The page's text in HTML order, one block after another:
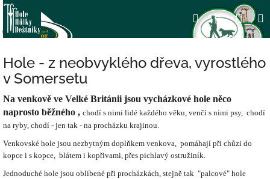
Přejít
na
obsah
HledatPřihlášení
Hole - z neobvyklého dřeva, vyrostlého
v Somersetu
Na venkově ve Velké Británii jsou vycházkové hole něco
naprosto běžného , chodí s nimi lidé každého věku, venčí s nimi psy, chodí
na ryby, chodí - jen tak - na procházku krajinou.
Venkovské hole jsou nezbytným doplňkem venkova, pomáhají při chůzi do
kopce i s kopce, blátem i kopřivami, přes pichlavý ostružiník.
Jednoduché hole jsou oblíbené při procházkách, stejně tak "palcové" hole